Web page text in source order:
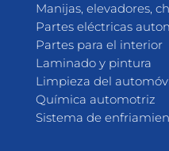
Manijas, elevadores,
Partes eléctricas
Partes para el interior
Laminado y pintura
Limpieza del
Química automotriz
Sistema de